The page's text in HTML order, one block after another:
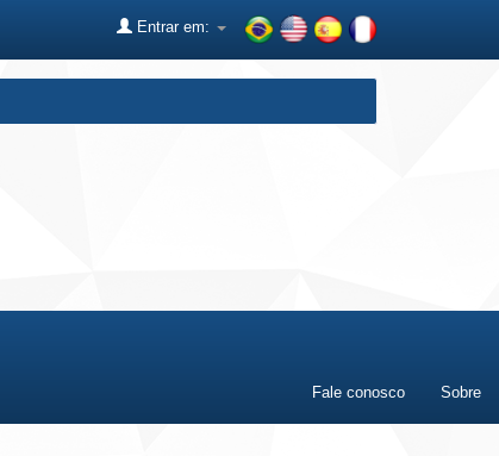
Entrar em:
Fale conosco Sobre